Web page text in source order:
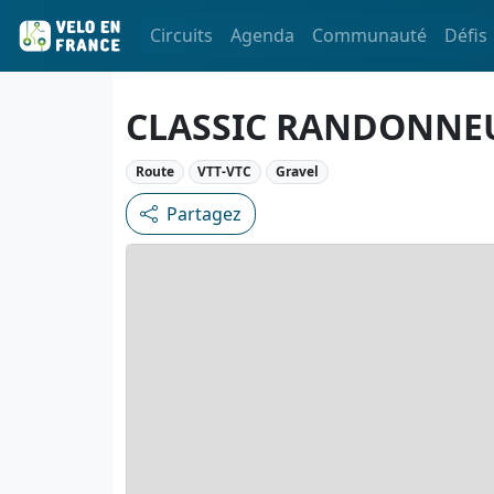
Circuits Agenda Communauté Défis
CLASSIC
Route VTT-VTC Gravel
Partagez